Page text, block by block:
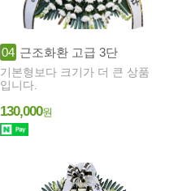
04 근조화환 고급 3단
기본형보다 크기가 더 큰 상품
입니다.
130,000원